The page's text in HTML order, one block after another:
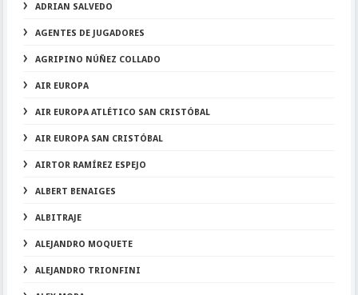
ADRIAN SALVEDO
AGENTES DE JUGADORES
AGRIPINO NÚÑEZ COLLADO
AIR EUROPA
AIR EUROPA ATLÉTICO SAN CRISTÓBAL
AIR EUROPA SAN CRISTÓBAL
AIRTOR RAMÍREZ ESPEJO
ALBERT BENAIGES
ALBITRAJE
ALEJANDRO MOQUETE
ALEJANDRO TRIONFINI